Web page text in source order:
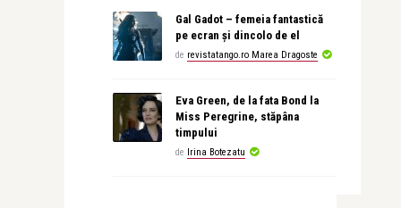
Gal Gadot – femeia fantastică
pe ecran și dincolo de el
de revistatango.ro Marea Dragoste
Eva Green, de la fata Bond la
Miss Peregrine, stăpâna
timpului
de Irina Botezatu